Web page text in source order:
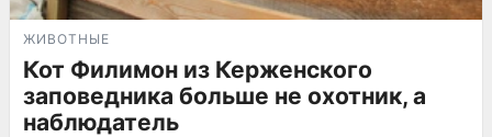
ЖИВОТНЫЕ
Кот Филимон из Керженского
заповедника больше не охотник, а
наблюдатель